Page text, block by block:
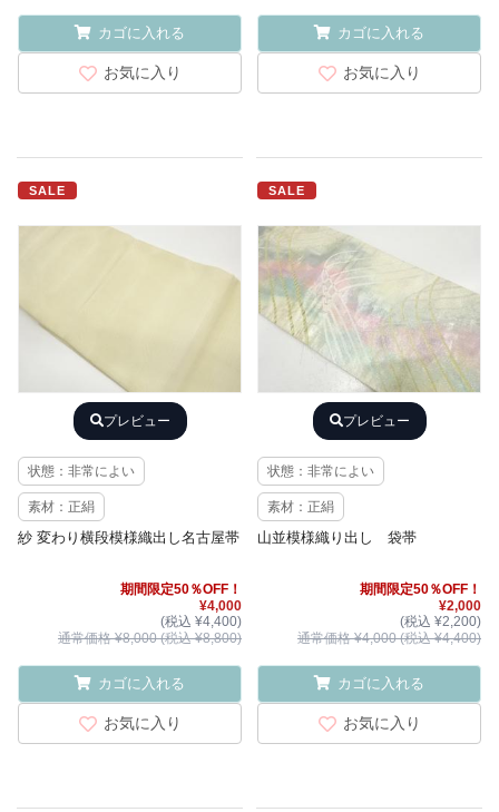
カゴに入れる
お気に入り
カゴに入れる
お気に入り
SALE
プレビュー
状態：非常によい
素材：正絹
紗 変わり横段模様織出し名古屋帯
期間限定50％OFF！
¥4,000
(税込 ¥4,400)
通常価格 ¥8,000 (税込 ¥8,800)
カゴに入れる
お気に入り
SALE
プレビュー
状態：非常によい
素材：正絹
山並模様織り出し 袋帯
期間限定50％OFF！
¥2,000
(税込 ¥2,200)
通常価格 ¥4,000 (税込 ¥4,400)
カゴに入れる
お気に入り